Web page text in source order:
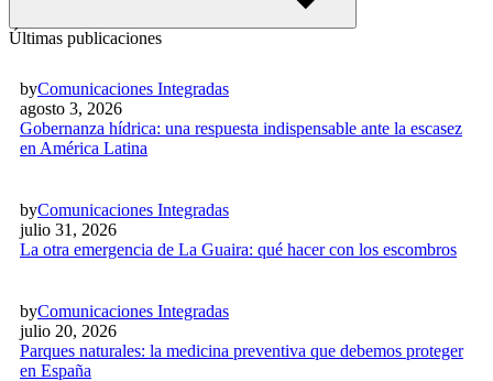
Últimas publicaciones
byComunicaciones Integradas
agosto 3, 2026
Gobernanza hídrica: una respuesta indispensable ante la escasez
en América Latina
byComunicaciones Integradas
julio 31, 2026
La otra emergencia de La Guaira: qué hacer con los escombros
byComunicaciones Integradas
julio 20, 2026
Parques naturales: la medicina preventiva que debemos proteger
en España